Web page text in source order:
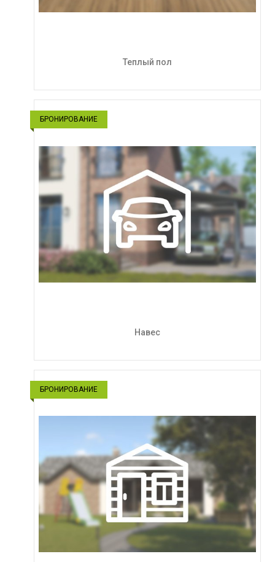
Теплый пол
БРОНИРОВАНИЕ
Навес
БРОНИРОВАНИЕ